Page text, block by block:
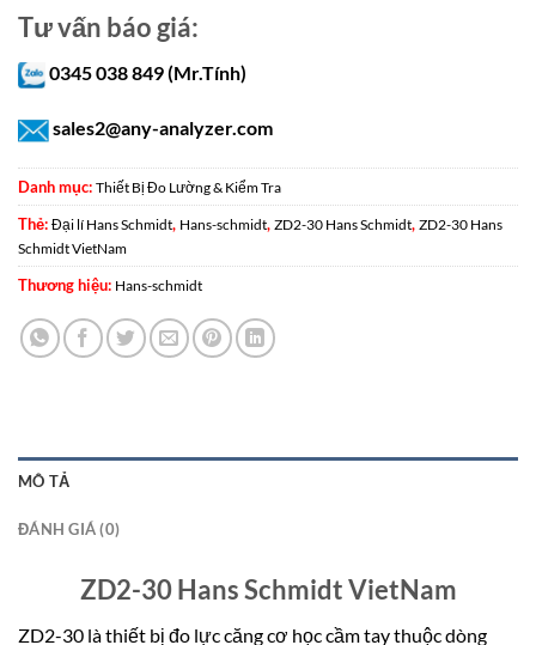
Tư vấn báo giá:
0345 038 849 (Mr.Tính)
sales2@any-analyzer.com
Danh mục: Thiết Bị Đo Lường & Kiểm Tra
Thẻ: Đại lí Hans Schmidt, Hans-schmidt, ZD2-30 Hans Schmidt, ZD2-30 Hans
Schmidt VietNam
Thương hiệu: Hans-schmidt
MÔ TẢ
ĐÁNH GIÁ (0)
ZD2-30 Hans Schmidt VietNam
ZD2-30 là thiết bị đo lực căng cơ học cầm tay thuộc dòng